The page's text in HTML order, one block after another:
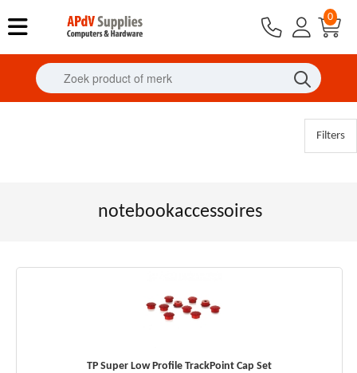
0
Filters
notebookaccessoires
TP Super Low Profile TrackPoint Cap Set